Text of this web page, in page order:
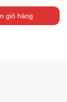
giỏ hàng